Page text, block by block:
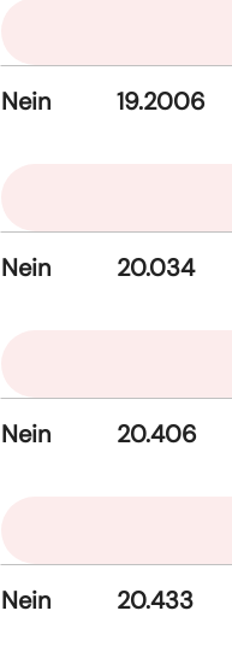
Nein 19.2006
Nein 20.034
Nein 20.406
Nein 20.433